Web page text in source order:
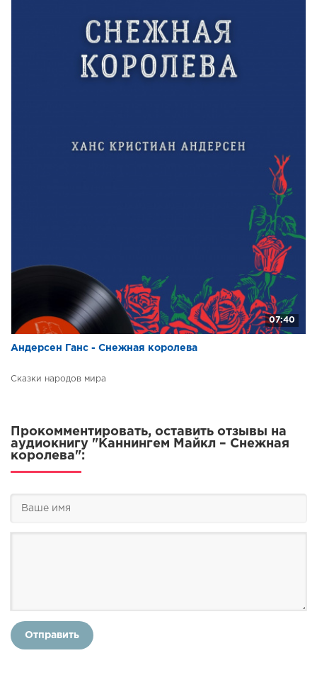
07:40
Андерсен Ганс - Снежная королева
Сказки народов мира
Прокомментировать, оставить отзывы на
аудиокнигу "Каннингем Майкл – Снежная
королева":
Отправить